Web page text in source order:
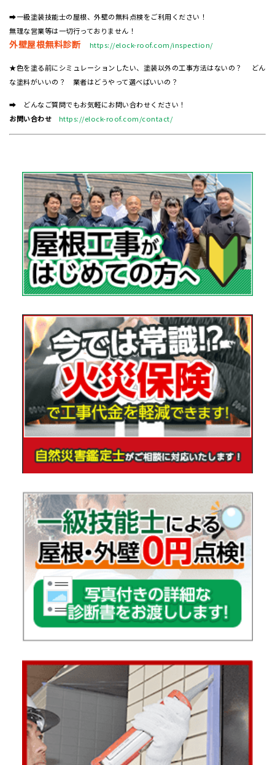
➡一級塗装技能士の屋根、外壁の無料点検をご利用ください！
無理な営業等は一切行っておりません！
外壁屋根無料診断 https://elock-roof.com/inspection/
★色を塗る前にシミュレーションしたい、塗装以外の工事方法はないの？ どん
な塗料がいいの？ 業者はどうやって選べばいいの？
➡ どんなご質問でもお気軽にお問い合わせください！
お問い合わせ
https://elock-roof.com/contact/